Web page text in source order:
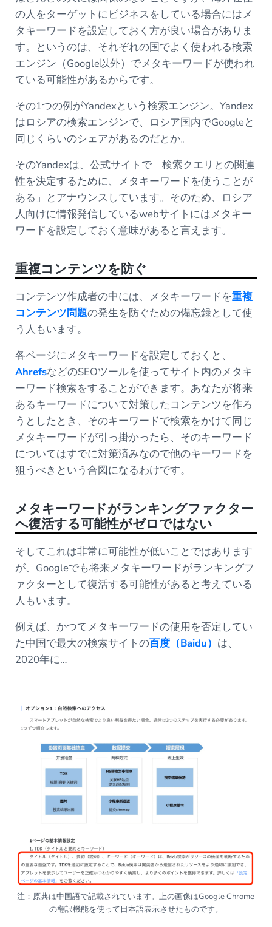
の人をターゲットにビジネスをしている場合にはメ
タキーワードを設定しておく方が良い場合がありま
す。というのは、それぞれの国でよく使われる検索
エンジン（Google以外）でメタキーワードが使われ
ている可能性があるからです。
その1つの例がYandexという検索エンジン。Yandex
はロシアの検索エンジンで、ロシア国内でGoogleと
同じくらいのシェアがあるのだとか。
そのYandexは、公式サイトで「検索クエリとの関連
性を決定するために、メタキーワードを使うことが
ある」とアナウンスしています。そのため、ロシア
人向けに情報発信しているwebサイトにはメタキー
ワードを設定しておく意味があると言えます。
重複コンテンツを防ぐ
コンテンツ作成者の中には、メタキーワードを重複
コンテンツ問題の発生を防ぐための備忘録として使
う人もいます。
各ページにメタキーワードを設定しておくと、
AhrefsなどのSEOツールを使ってサイト内のメタキ
ーワード検索をすることができます。あなたが将来
あるキーワードについて対策したコンテンツを作ろ
うとしたとき、そのキーワードで検索をかけて同じ
メタキーワードが引っ掛かったら、そのキーワード
についてはすでに対策済みなので他のキーワードを
狙うべきという合図になるわけです。
メタキーワードがランキングファクター
へ復活する可能性がゼロではない
そしてこれは非常に可能性が低いことではあります
が、Googleでも将来メタキーワードがランキングフ
ァクターとして復活する可能性があると考えている
人もいます。
例えば、かつてメタキーワードの使用を否定してい
た中国で最大の検索サイトの百度（Baidu） は、
2020年に…
注：原典は中国語で記載されています。上の画像はGoogle Chrome
の翻訳機能を使って日本語表示させたものです。